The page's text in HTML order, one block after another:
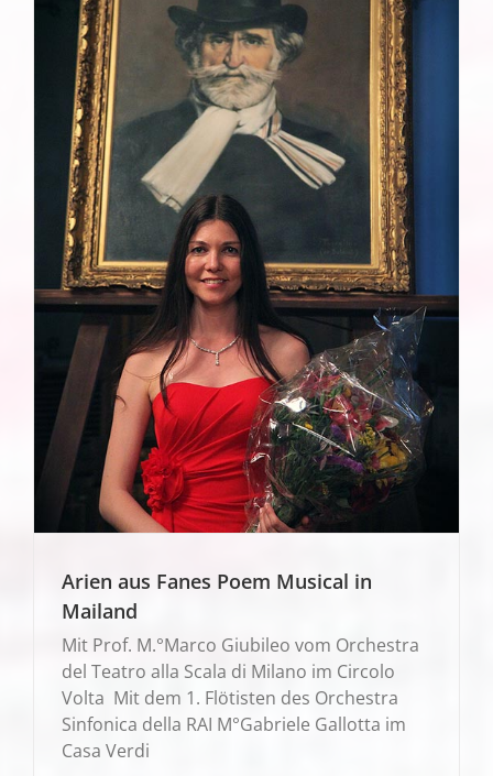
Arien aus Fanes Poem Musical in
Mailand
Mit Prof. M.°Marco Giubileo vom Orchestra
del Teatro alla Scala di Milano im Circolo
Volta Mit dem 1. Flötisten des Orchestra
Sinfonica della RAI M°Gabriele Gallotta im
Casa Verdi